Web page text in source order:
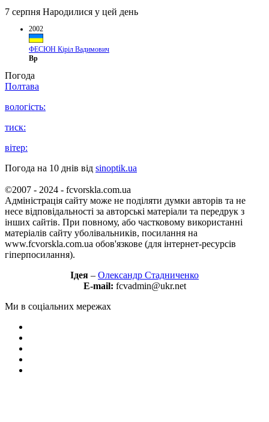
7 серпня Народилися у цей день
2002
ФЕСЮН Кіріл Вадимович
Вр
Погода
Полтава
вологість:
тиск:
вітер:
Погода на 10 днів від sinoptik.ua
©2007 - 2024 - fcvorskla.com.ua
Адміністрація сайту може не поділяти думки авторів та не
несе відповідальності за авторські матеріали та передрук з
інших сайтів. При повному, або частковому використанні
матеріалів сайту уболівальників, посилання на
www.fcvorskla.com.ua обов'язкове (для інтернет-ресурсів
гіперпосилання).
Ідея – Олександр Стадниченко
E-mail: fcvadmin@ukr.net
Ми в соціальних мережах